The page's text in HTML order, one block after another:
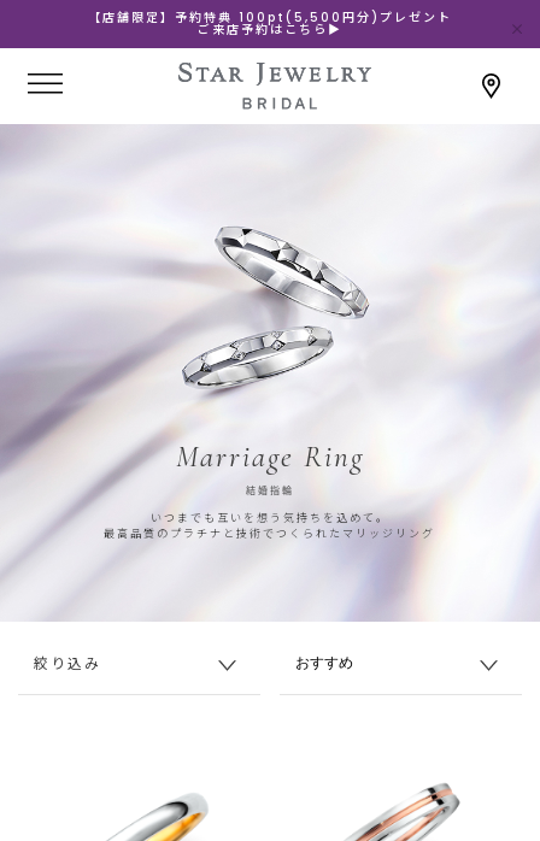
【店舗限定】予約特典 100pt(5,500円分)プレゼント
ご来店予約はこちら▶
Marriage Ring
結婚指輪
いつまでも互いを想う気持ちを込めて。
最高品質のプラチナと技術でつくられたマリッジリング
絞り込み